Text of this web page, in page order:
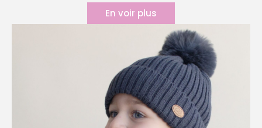
En voir plus